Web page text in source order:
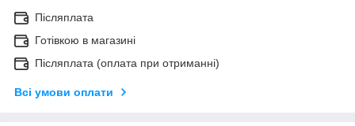
Післяплата
Готівкою в магазині
Післяплата (оплата при отриманні)
Всі умови оплати